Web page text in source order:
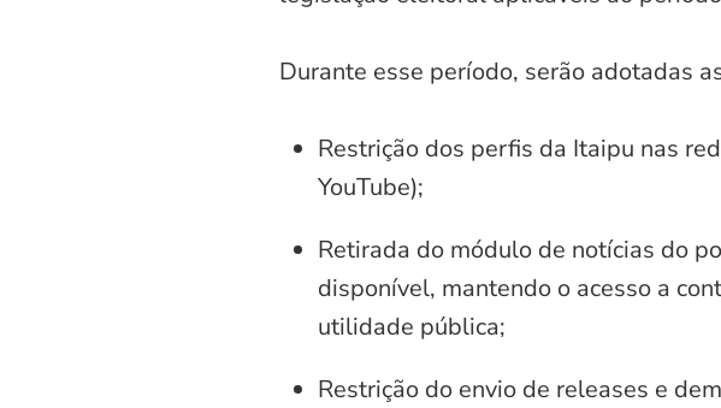
Durante esse período, serão adotadas
Restrição dos perfis da Itaipu nas
YouTube);
Retirada do módulo de notícias do
disponível, mantendo o acesso a
utilidade pública;
Restrição do envio de releases e